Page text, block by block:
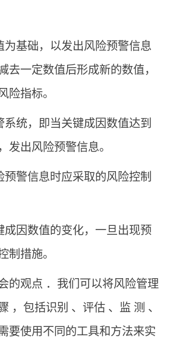
基础，以发出风险预警信息
去一定数值后形成新的数值，
险指标。
统，即当关键成因数值达到
发出风险预警信息。
警信息时应采取的风险控制
成因数值的变化，一旦出现预
制措施。
的观点 ．我们可以将风险管理
，包括识别 、评估 、监 测 、
要使用不同的工具和方法来实